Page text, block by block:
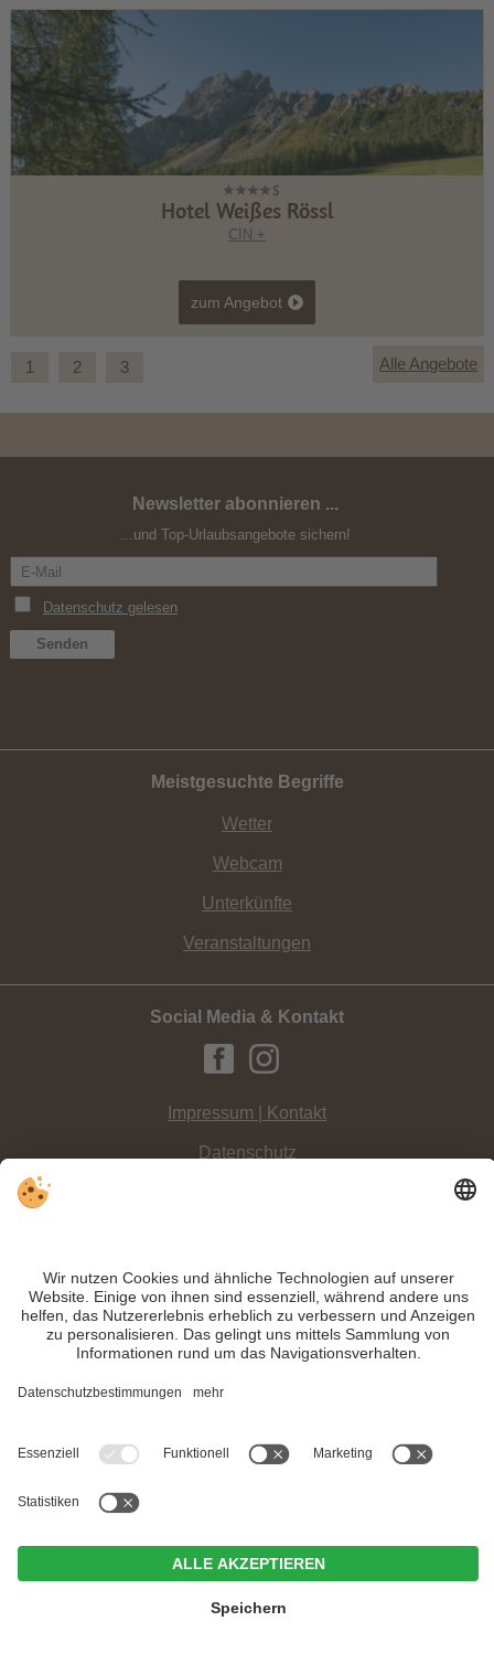
Hotel Weißes Rössl
Hotel Weißes Rössl
CIN +
Mountain & Relax
zum Angebot
1 2 3 Alle Angebote
Newsletter abonnieren ...
...und Top-Urlaubsangebote sichern!
Meistgesuchte Begriffe
Wetter
Webcam
Unterkünfte
Veranstaltungen
Social Media & Kontakt
Impressum | Kontakt
Datenschutz
INFO:DieGradieranlage „Freiluftinhalatorium“imKurpark von Niederdorf
ist eine der Attraktionen der gesundheitsbewussten Urlaubsgemeinde im
auftreten. Wir übernehmen keine Gewähr für die Richtigkeit und Vollständigkeit
Informieren Sie sich sicherheitshalber nochmals beim Veranstalter vor Ort über